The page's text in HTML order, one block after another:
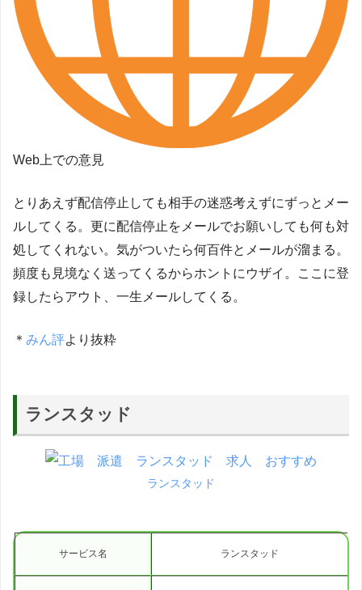
Web上での意見
とりあえず配信停止しても相手の迷惑考えずにずっとメー
ルしてくる。更に配信停止をメールでお願いしても何も対
処してくれない。気がついたら何百件とメールが溜まる。
頻度も見境なく送ってくるからホントにウザイ。ここに登
録したらアウト、一生メールしてくる。
＊ みん評より抜粋
ランスタッド
ランスタッド
サービス名 ランスタッド